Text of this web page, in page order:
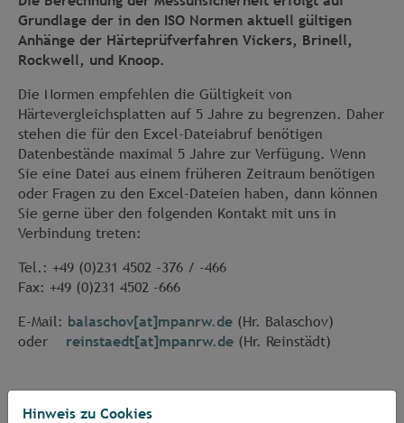
Grundlage der in den ISO Normen aktuell gültigen
Anhänge der Härteprüfverfahren Vickers, Brinell,
Rockwell, und Knoop.
Die Normen empfehlen die Gültigkeit von
Härtevergleichsplatten auf 5 Jahre zu begrenzen. Daher
stehen die für den Excel-Dateiabruf benötigen
Datenbestände maximal 5 Jahre zur Verfügung. Wenn
Sie eine Datei aus einem früheren Zeitraum benötigen
oder Fragen zu den Excel-Dateien haben, dann können
Sie gerne über den folgenden Kontakt mit uns in
Verbindung treten:
Tel.: +49 (0)231 4502 -376 / -466
Fax: +49 (0)231 4502 -666
E-Mail: balaschov[at]mpanrw.de (Hr. Balaschov)
oder reinstaedt[at]mpanrw.de (Hr. Reinstädt)
Hinweis zu Cookies